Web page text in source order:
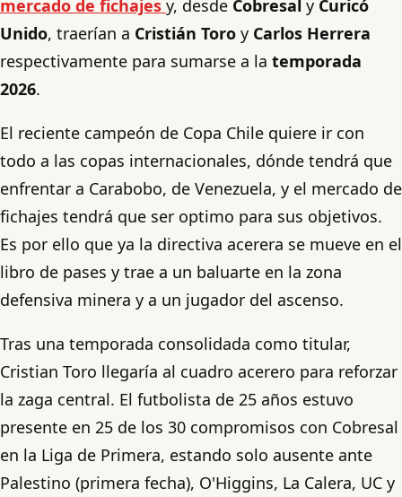
mercado de fichajes y, desde Cobresal y Curicó
Unido, traerían a Cristián Toro y Carlos Herrera
respectivamente para sumarse a la temporada
2026.
El reciente campeón de Copa Chile quiere ir con
todo a las copas internacionales, dónde tendrá que
enfrentar a Carabobo, de Venezuela, y el mercado de
fichajes tendrá que ser optimo para sus objetivos.
Es por ello que ya la directiva acerera se mueve en el
libro de pases y trae a un baluarte en la zona
defensiva minera y a un jugador del ascenso.
Tras una temporada consolidada como titular,
Cristian Toro llegaría al cuadro acerero para reforzar
la zaga central. El futbolista de 25 años estuvo
presente en 25 de los 30 compromisos con Cobresal
en la Liga de Primera, estando solo ausente ante
Palestino (primera fecha), O'Higgins, La Calera, UC y